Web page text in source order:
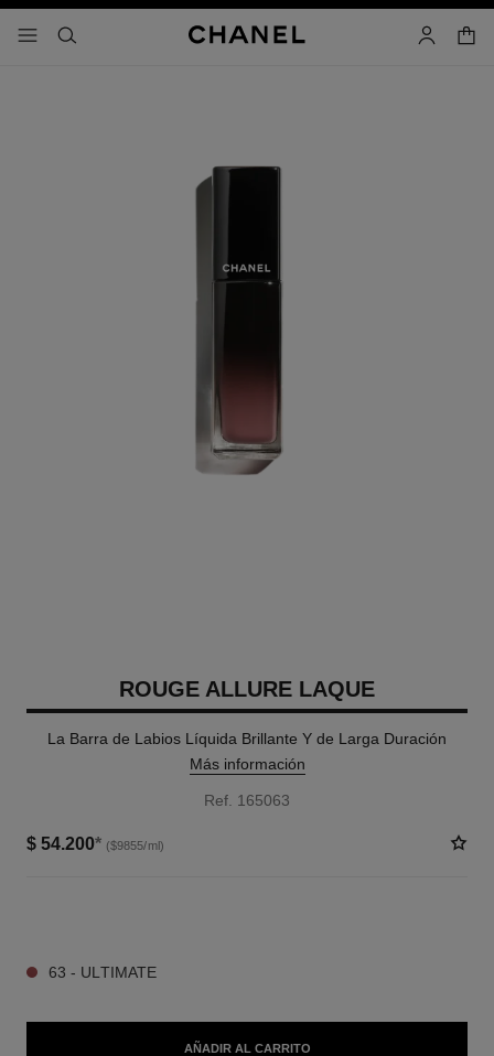
- navegación principal
buscar cuenta
ROUGE ALLURE LAQUE
La Barra de Labios Líquida Brillante Y de Larga Duración
Más información
Ref. 165063
$ 54.200* ($9855/ml)
63 - ULTIMATE
AÑADIR AL CARRITO